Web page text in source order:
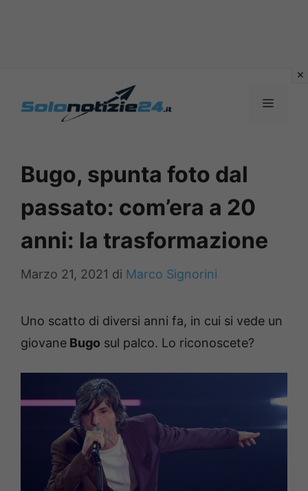
MENU
Bugo, spunta foto dal
passato: com’era a 20
anni: la trasformazione
Marzo 21, 2021 di Marco Signorini
Uno scatto di diversi anni fa, in cui si vede un
giovane Bugo sul palco. Lo riconoscete?